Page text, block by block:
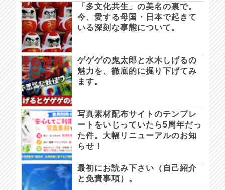
「多文化共生」の美名の裏で。
今、愛する母国・日本で起きて
いる深刻な事態について。
ゲゲゲの鬼太郎と水木しげるの
魅力を、徹底的に掘り下げてみ
ます。
写真素材配布サイトのテンプレ
ートをいじっていたら5周年だっ
た件。大幅リニューアルのお知
らせ！
最初にお読み下さい（自己紹介
と免責事項）。